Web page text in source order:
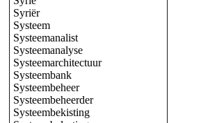
Syriër
Systeem
Systeemanalist
Systeemanalyse
Systeemarchitectuur
Systeembank
Systeembeheer
Systeembeheerder
Systeembekisting